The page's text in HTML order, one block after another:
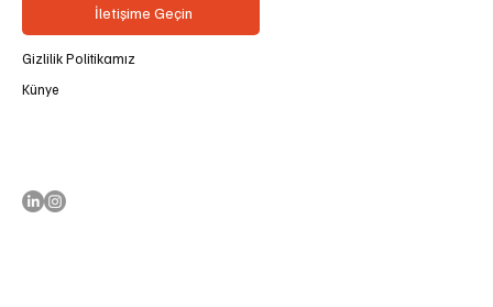
İletişime Geçin
Gizlilik Politikamız
Künye